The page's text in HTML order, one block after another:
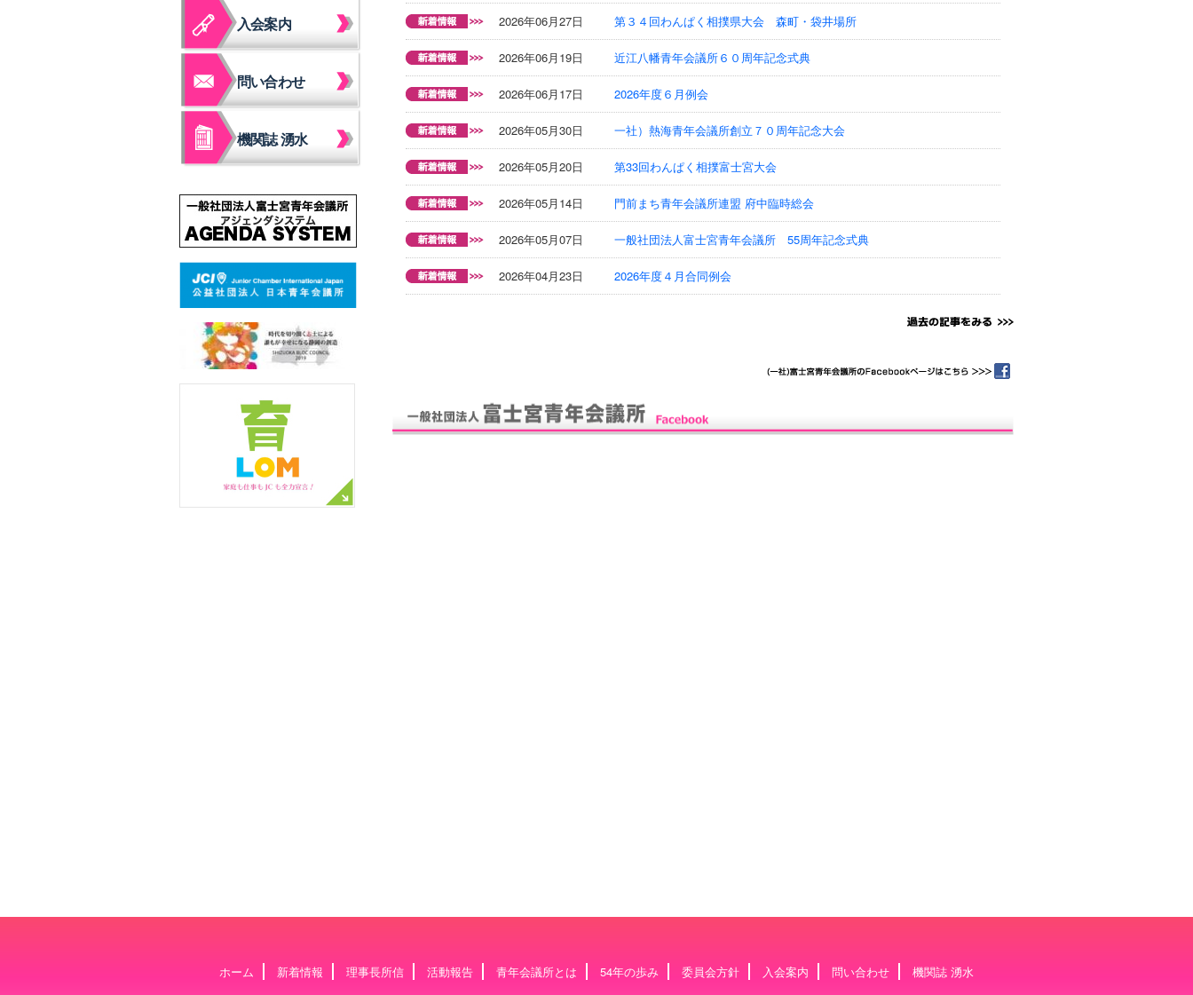
入会案内
問い合わせ
機関誌 湧水
2026年06月27日 第３４回わんぱく相撲県大会 森町・袋井場所
2026年06月19日 近江八幡青年会議所６０周年記念式典
2026年06月17日 2026年度６月例会
2026年05月30日 一社）熱海青年会議所創立７０周年記念大会
2026年05月20日 第33回わんぱく相撲富士宮大会
2026年05月14日 門前まち青年会議所連盟 府中臨時総会
2026年05月07日 一般社団法人富士宮青年会議所 55周年記念式典
2026年04月23日 2026年度４月合同例会
ホーム 新着情報 理事長所信 活動報告 青年会議所とは 54年の歩み 委員会方針 入会案内 問い合わせ 機関誌 湧水